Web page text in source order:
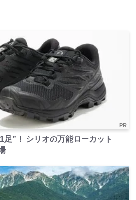
PR
足”！ シリオの万能ローカット